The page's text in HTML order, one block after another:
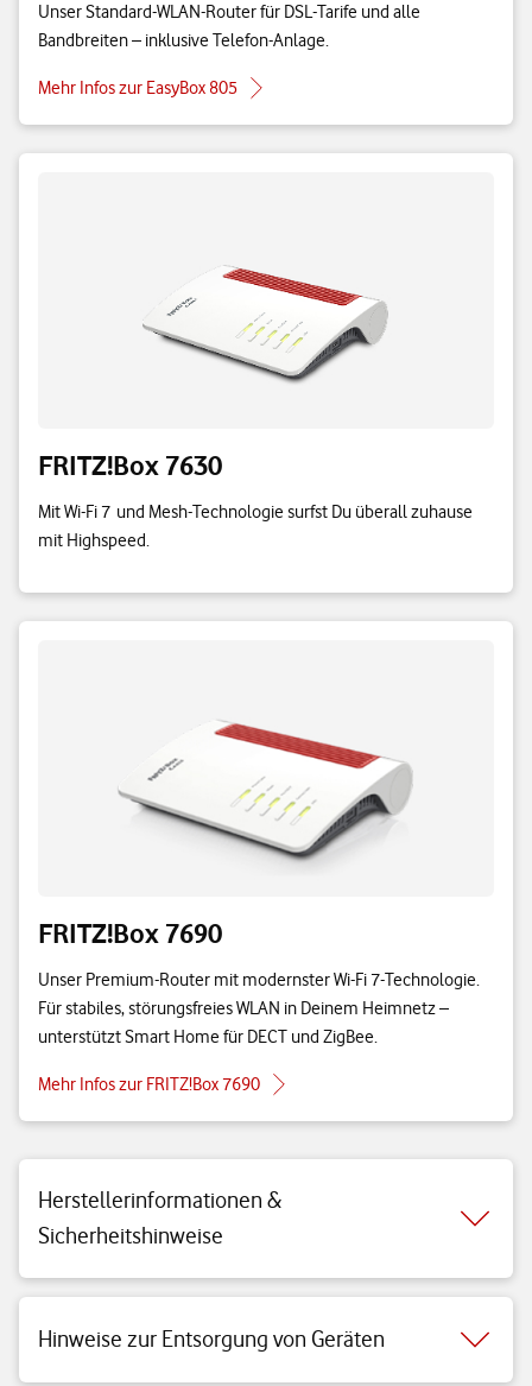
Unser Standard-WLAN-Router für DSL-Tarife und alle
Bandbreiten – inklusive Telefon-Anlage.
Mehr Infos zur EasyBox 805
FRITZ!Box 7630
Mit Wi-Fi 7 und Mesh-Technologie surfst Du überall zuhause
mit Highspeed.
FRITZ!Box 7690
Unser Premium-Router mit modernster Wi-Fi 7-Technologie.
Für stabiles, störungsfreies WLAN in Deinem Heimnetz –
unterstützt Smart Home für DECT und ZigBee.
Mehr Infos zur FRITZ!Box 7690
Herstellerinformationen &
Sicherheitshinweise
Hinweise zur Entsorgung von Geräten